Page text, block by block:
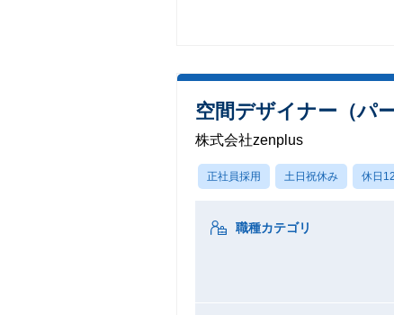
空間デザイナー（パ
株式会社zenplus
正社員採用 土日祝休み 休日
職種カテゴリ